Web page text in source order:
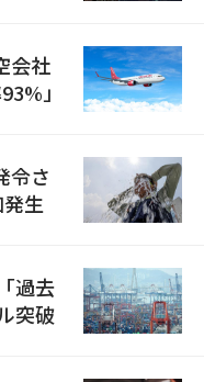
会社
」
令さ
生
過去
突破